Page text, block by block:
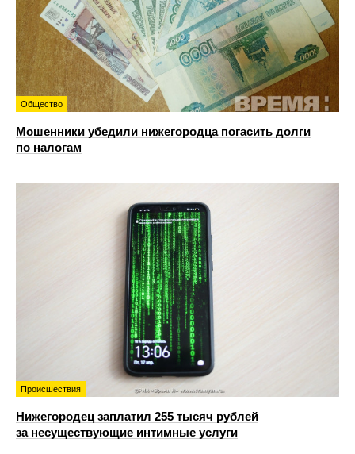
Общество
Мошенники убедили нижегородца погасить долги
по налогам
Происшествия
Нижегородец заплатил 255 тысяч рублей
за несуществующие интимные услуги